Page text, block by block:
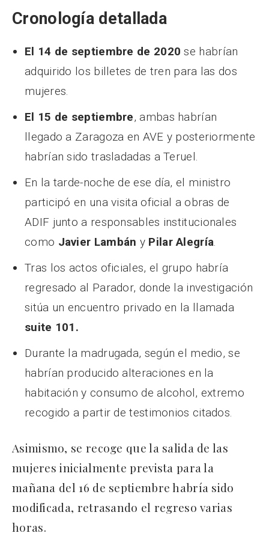
Cronología detallada
El 14 de septiembre de 2020 se habrían
adquirido los billetes de tren para las dos
mujeres.
El 15 de septiembre, ambas habrían
llegado a Zaragoza en AVE y posteriormente
habrían sido trasladadas a Teruel.
En la tarde-noche de ese día, el ministro
participó en una visita oficial a obras de
ADIF junto a responsables institucionales
como Javier Lambán y Pilar Alegría.
Tras los actos oficiales, el grupo habría
regresado al Parador, donde la investigación
sitúa un encuentro privado en la llamada
suite 101.
Durante la madrugada, según el medio, se
habrían producido alteraciones en la
habitación y consumo de alcohol, extremo
recogido a partir de testimonios citados.
Asimismo, se recoge que la salida de las
mujeres inicialmente prevista para la
mañana del 16 de septiembre habría sido
modificada, retrasando el regreso varias
horas.